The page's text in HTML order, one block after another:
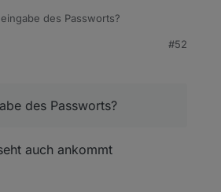
des Passworts?
#52
des Passworts?
auch ankommt